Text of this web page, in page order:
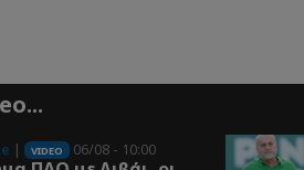
| VIDEO 06/08 - 10:00